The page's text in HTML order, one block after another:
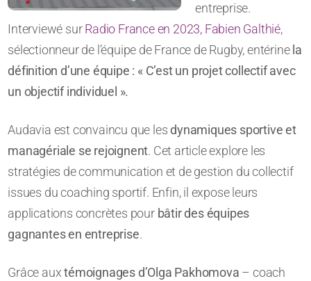
entreprise.
Interviewé surRadio France en 2023, Fabien Galthié,
sélectionneur de l’équipe de France de Rugby, entérine la
définition d’une équipe : « C’est un projet collectif avec
un objectif individuel ».
Audavia est convaincu que lesdynamiques sportive et
managériale se rejoignent. Cet article explore les
stratégies de communication et de gestion du collectif
issues du coaching sportif. Enfin, il expose leurs
applications concrètes pour bâtir des équipes
gagnantes en entreprise.
Grâce auxtémoignages d’Olga Pakhomova – coach